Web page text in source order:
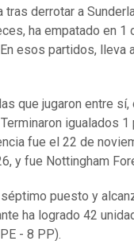
derrotar a
ha empatado en 1
esos partidos, lleva
que jugaron entre
igualados 1
fue el 22 de
y fue Nottingham
puesto y
ha logrado 42
- 8 PP).